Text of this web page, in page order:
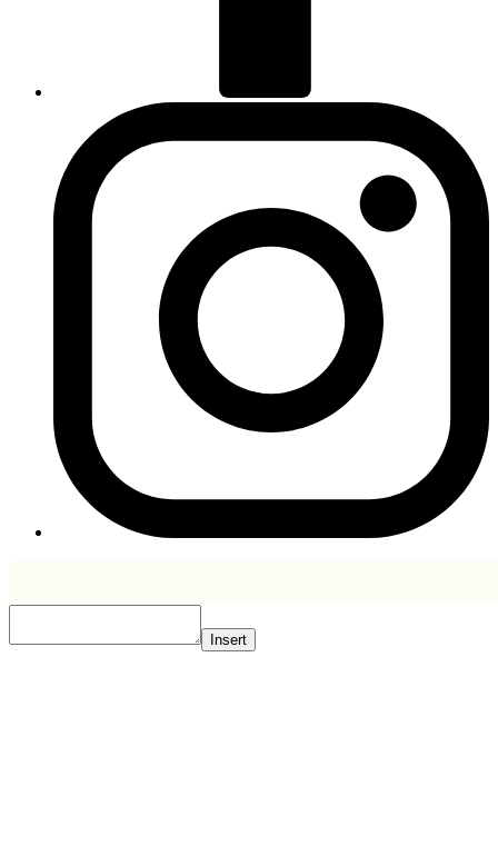
Insert